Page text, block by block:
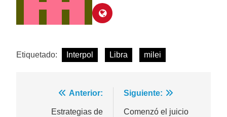
Etiquetado: Interpol Libra milei
Navegación
Anterior:
Estrategias de
Siguiente:
Comenzó el juicio